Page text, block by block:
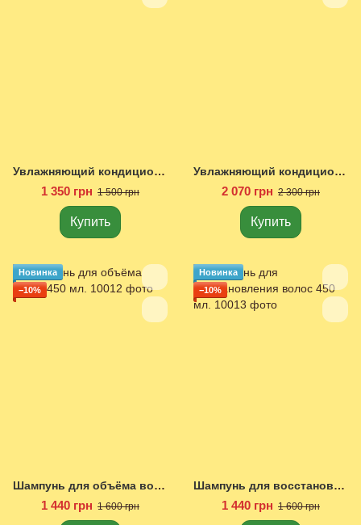
Увлажняющий кондиционер 450 мл.
1 350 грн 1 500 грн
Купить
Увлажняющий кондиционер 1000 мл.
2 070 грн 2 300 грн
Купить
Новинка
−10%
Шампунь для объёма волос 450 мл.
1 440 грн 1 600 грн
Новинка
−10%
Шампунь для восстановления волос 450 мл.
1 440 грн 1 600 грн